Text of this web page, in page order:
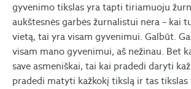
gyvenimo tikslas yra tapti tiriamuoju
aukštesnės garbės žurnalistui nėra – kai
vietą, tai yra visam gyvenimui. Galbūt.
visam mano gyvenimui, aš nežinau. Bet
save asmeniškai, tai kai pradedi daryti
pradedi matyti kažkokį tikslą ir tas tikslas